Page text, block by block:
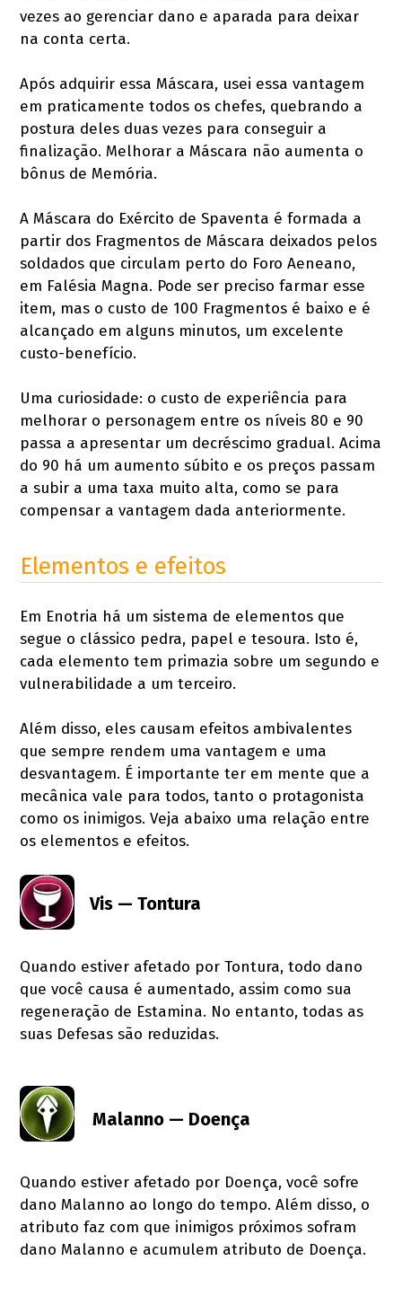
vezes ao gerenciar dano e aparada para deixar
na conta certa.
Após adquirir essa Máscara, usei essa vantagem
em praticamente todos os chefes, quebrando a
postura deles duas vezes para conseguir a
finalização. Melhorar a Máscara não aumenta o
bônus de Memória.
A Máscara do Exército de Spaventa é formada a
partir dos Fragmentos de Máscara deixados pelos
soldados que circulam perto do Foro Aeneano,
em Falésia Magna. Pode ser preciso farmar esse
item, mas o custo de 100 Fragmentos é baixo e é
alcançado em alguns minutos, um excelente
custo-benefício.
Uma curiosidade: o custo de experiência para
melhorar o personagem entre os níveis 80 e 90
passa a apresentar um decréscimo gradual. Acima
do 90 há um aumento súbito e os preços passam
a subir a uma taxa muito alta, como se para
compensar a vantagem dada anteriormente.
Elementos e efeitos
Em Enotria há um sistema de elementos que
segue o clássico pedra, papel e tesoura. Isto é,
cada elemento tem primazia sobre um segundo e
vulnerabilidade a um terceiro.
Além disso, eles causam efeitos ambivalentes
que sempre rendem uma vantagem e uma
desvantagem. É importante ter em mente que a
mecânica vale para todos, tanto o protagonista
como os inimigos. Veja abaixo uma relação entre
os elementos e efeitos.
Vis — Tontura
Quando estiver afetado por Tontura, todo dano
que você causa é aumentado, assim como sua
regeneração de Estamina. No entanto, todas as
suas Defesas são reduzidas.
Malanno — Doença
Quando estiver afetado por Doença, você sofre
dano Malanno ao longo do tempo. Além disso, o
atributo faz com que inimigos próximos sofram
dano Malanno e acumulem atributo de Doença.